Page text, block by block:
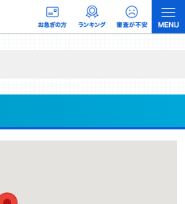
集部の調査／ユーザーへの口コミ収集な
行っています。